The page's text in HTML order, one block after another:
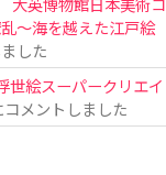
〜海を越えた江戸絵
した
世絵スーパークリエイ
コメントしました